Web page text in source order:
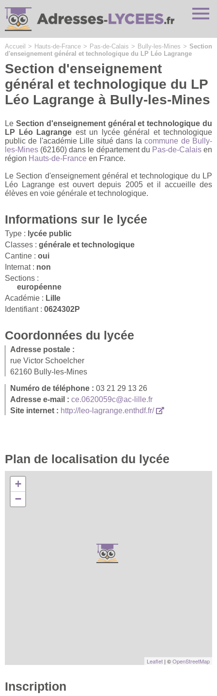
Accueil > Hauts-de-France > Pas-de-Calais > Bully-les-Mines > Section
d'enseignement général et technologique du LP Léo Lagrange
Section d'enseignement
général et technologique du LP
Léo Lagrange à Bully-les-Mines
Le Section d'enseignement général et technologique du
LP Léo Lagrange est un lycée général et technologique
public de l'académie Lille situé dans lacommune de Bully-
les-Mines (62160) dans le département du Pas-de-Calaisen
région Hauts-de-France en France.
Le Section d'enseignement général et technologique du LP
Léo Lagrange est ouvert depuis 2005 et il accueille des
élèves en voie générale et technologique.
Informations sur le lycée
Type : lycée public
Classes : générale et technologique
Cantine : oui
Internat : non
Sections :
européenne
Académie : Lille
Identifiant : 0624302P
Coordonnées du lycée
Adresse postale :
rue Victor Schoelcher
62160 Bully-les-Mines
Numéro de téléphone : 03 21 29 13 26
Adresse e-mail : ce.0620059c@ac-lille.fr
Site internet : http://leo-lagrange.enthdf.fr/
Plan de localisation du lycée
+
−
Leaflet | ©OpenStreetMap
Inscription